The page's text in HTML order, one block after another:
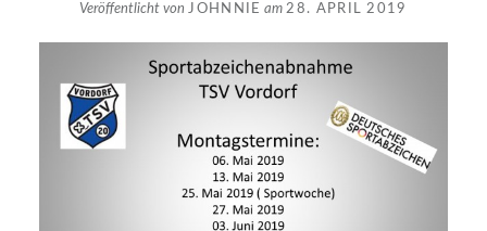
Veröffentlicht vonJOHNNIE am28. APRIL 2019